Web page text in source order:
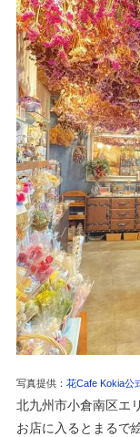
写真提供： 花Cafe Kokia公
北九州市小倉南区エ
お店に入るとまるで